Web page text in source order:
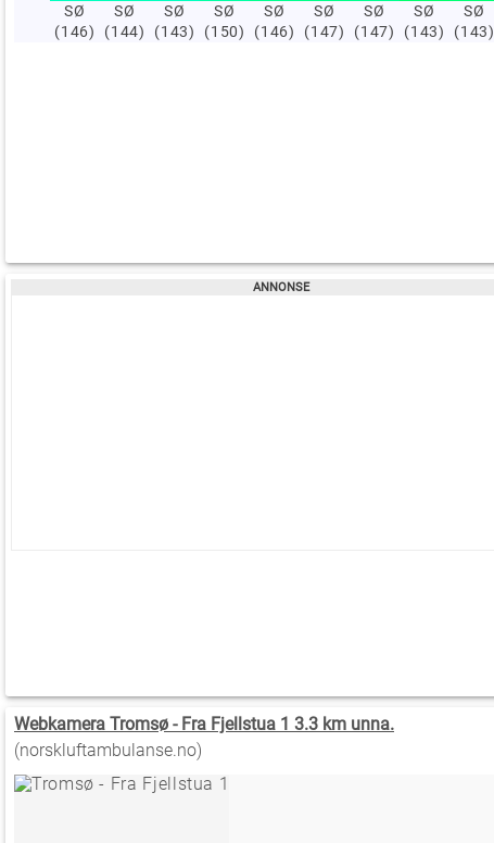
SØ
(146)
SØ
(144)
SØ
(143)
SØ
(150)
SØ
(146)
SØ
(147)
SØ
(147)
SØ
(143)
SØ
(143)
Webkamera Tromsø - Fra Fjellstua 1 3.3 km unna.
(norskluftambulanse.no)